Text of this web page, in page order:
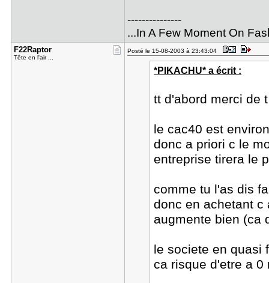
---------------
...In A Few Moment On
F22Raptor
Tête en l'air ...
Posté le 15-08-2003 à 23:43:04
*PIKACHU* a écrit :
tt d'abord merci de
le cac40 est
donc a priori c le
entreprise tirera le
comme tu l'as dis
donc en achetant c
augmente bien (ca
le societe en quasi
ca risque d'etre a